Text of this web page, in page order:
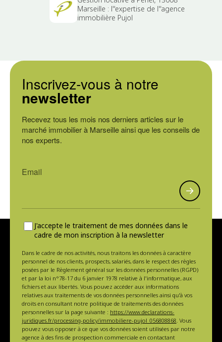
Marseille : l''expertise de l''agence
immobilière Pujol
Inscrivez-vous à notre
newsletter
Recevez tous les mois nos derniers articles sur le
marché immobilier à Marseille ainsi que les conseils de
nos experts.
J'accepte le traitement de mes données dans le
cadre de mon inscription à la newsletter
Dans le cadre de nos activités, nous traitons les données à caractère
personnel de nos clients, prospects, salariés, dans le respect des règles
posées par le Règlement général sur les données personnelles (RGPD)
et par la loi n°78-17 du 6 janvier 1978 relative à l'informatique, aux
fichiers et aux libertés. Vous pouvez accéder aux informations
relatives aux traitements de vos données personnelles ainsi qu'à vos
droits en consultant notre politique de traitements des données
personnelles sur la page suivante : https://www.declarations-
juridiques.fr/processing-policy/immobiliere-pujol_056808868. Vous
pouvez vous opposer à ce que vos données soient utilisées par notre
agence à des fins de prospection commerciale en contactant